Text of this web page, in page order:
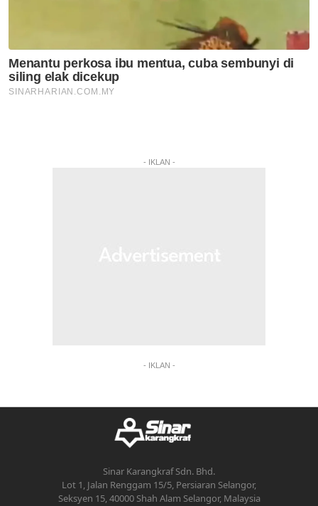
- IKLAN -
- IKLAN -
Sinar Karangkraf Sdn. Bhd.
Lot 1, Jalan Renggam 15/5, Persiaran Selangor,
Seksyen 15, 40000 Shah Alam Selangor, Malaysia